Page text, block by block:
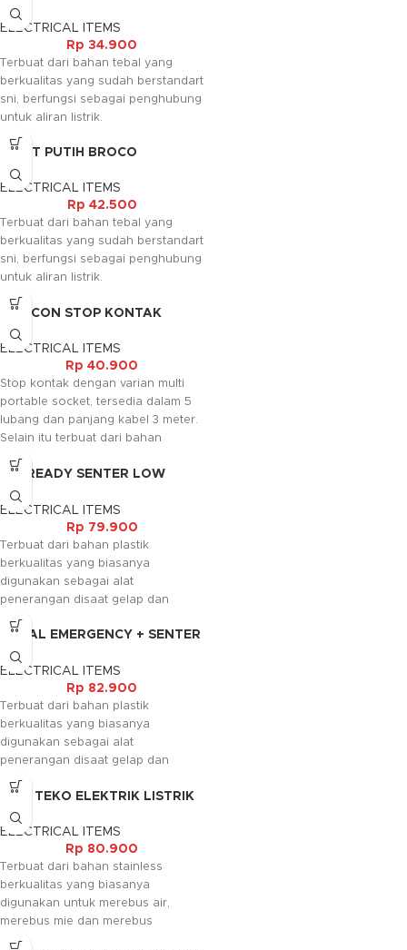
tersedia.
ELECTRICAL ITEMS
Rp 34.900
Terbuat dari bahan tebal yang
berkualitas yang sudah berstandart
sni, berfungsi sebagai penghubung
untuk aliran listrik.
Kami akan menghubungi Anda
tersedia.
CUK T PUTIH BROCO
ELECTRICAL ITEMS
Rp 42.500
Terbuat dari bahan tebal yang
berkualitas yang sudah berstandart
sni, berfungsi sebagai penghubung
untuk aliran listrik.
DEXICON STOP KONTAK
WARNA 5 LUBANG 3 METER
ELECTRICAL ITEMS
Rp 40.900
Stop kontak dengan varian multi
portable socket, tersedia dalam 5
lubang dan panjang kabel 3 meter.
Selain itu terbuat dari bahan
berkualitas dengan berstandart sni,
dilengkapi dengan saklar on off
dan terminal kuningan.
Kami akan menghubungi Anda
kembali, jika request warna tidak
tersedia.
EVEREADY SENTER LOW
COST 2D-BP
ELECTRICAL ITEMS
Rp 79.900
Terbuat dari bahan plastik
berkualitas yang biasanya
digunakan sebagai alat
penerangan disaat gelap dan
malam hari dengan cara diletakkan
pada kepala. Senter ini juga
diperlukan pada saat camping dan
ronda malam. Selain itu senter juga
berfungsi untuk melihat benda-
benda yang ada di ruangan gelap.
Senter ini menggunakan baterai
sehingga dapat diganti baterainya
jika sudah habis.
Kami akan menghubungi Anda
tersedia.
MEVAL EMERGENCY + SENTER
12LED BRIGHT
ELECTRICAL ITEMS
Rp 82.900
Terbuat dari bahan plastik
berkualitas yang biasanya
digunakan sebagai alat
penerangan disaat gelap dan
malam hari. Senter ini juga
diperlukan pada saat camping dan
ronda malam. Selain itu senter juga
berfungsi untuk melihat benda-
benda yang ada di ruangan gelap.
Senter ini bisa di cas saat dayanya
habis dan bisa digunakan
berulang-ulang dan selain senter
juga dilengkapi dengan lampu
emergency yang fungsinya sama
MUG TEKO ELEKTRIK LISTRIK
Q2 15CM
ELECTRICAL ITEMS
Rp 80.900
Terbuat dari bahan stainless
berkualitas yang biasanya
digunakan untuk merebus air,
merebus mie dan merebus
sayuran. Mug ini dilengkapi dengan